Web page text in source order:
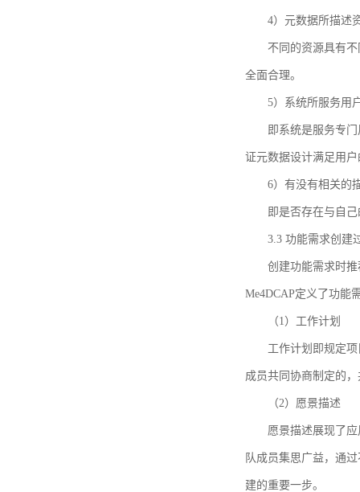
4）元数据所描述
不同的资源具有
全面合理。
5）系统所服务用
即系统是服务专
证元数据设计满足用
6）有没有相关的
即是否存在与自
3.3 功能需求创建
创建功能需求时推
Me4DCAP定义了功能
（1）工作计划
工作计划即规定
成员共同协商制定的
（2）愿景描述
愿景描述展现了
队成员集思广益，通
建的重要一步。